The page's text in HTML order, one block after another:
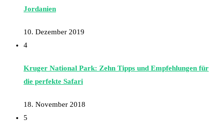
Jordanien
10. Dezember 2019
4
Kruger National Park: Zehn Tipps und Empfehlungen für
die perfekte Safari
18. November 2018
5